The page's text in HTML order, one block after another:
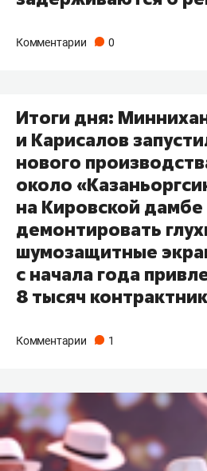
Комментарии 0
Итоги дня:
и Карисалов
нового
около
на Кировской дамбе
демонтировать
шумозащитные
с начала года
8 тысяч
Комментарии 1